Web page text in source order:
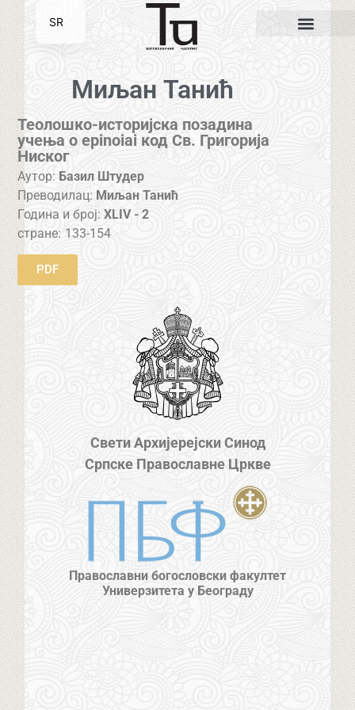
Миљан Танић
Теолошко-историјска позадина
учења о epinoiai код Св. Григорија
Ниског
Аутор: Базил Штудер
Преводилац: Миљан Танић
Година и број:XLIV - 2
стране: 133-154
PDF
Свети Архијерејски Синод
Српске Православне Цркве
Православни богословски факултет
Универзитета у Београду
SR
EN